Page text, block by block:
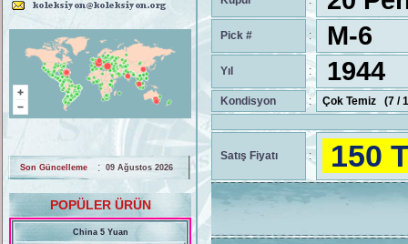
Son Güncelleme : 09 Ağustos 2026
POPÜLER ÜRÜN
China 5 Yuan
Pick # : M-6
Yıl : 1944
Kondisyon : Çok Temiz (7
Satış Fiyatı : 150